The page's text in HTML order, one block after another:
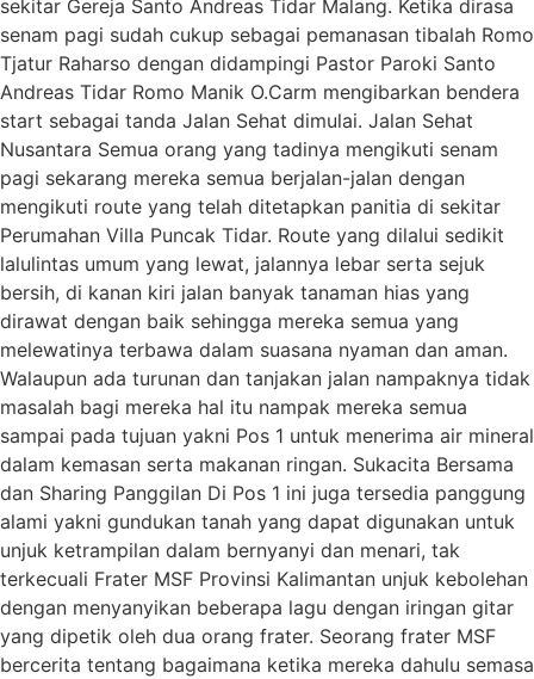
sekitar Gereja Santo Andreas Tidar Malang. Ketika dirasa
senam pagi sudah cukup sebagai pemanasan tibalah Romo
Tjatur Raharso dengan didampingi Pastor Paroki Santo
Andreas Tidar Romo Manik O.Carm mengibarkan bendera
start sebagai tanda Jalan Sehat dimulai. Jalan Sehat
Nusantara Semua orang yang tadinya mengikuti senam
pagi sekarang mereka semua berjalan-jalan dengan
mengikuti route yang telah ditetapkan panitia di sekitar
Perumahan Villa Puncak Tidar. Route yang dilalui sedikit
lalulintas umum yang lewat, jalannya lebar serta sejuk
bersih, di kanan kiri jalan banyak tanaman hias yang
dirawat dengan baik sehingga mereka semua yang
melewatinya terbawa dalam suasana nyaman dan aman.
Walaupun ada turunan dan tanjakan jalan nampaknya tidak
masalah bagi mereka hal itu nampak mereka semua
sampai pada tujuan yakni Pos 1 untuk menerima air mineral
dalam kemasan serta makanan ringan. Sukacita Bersama
dan Sharing Panggilan Di Pos 1 ini juga tersedia panggung
alami yakni gundukan tanah yang dapat digunakan untuk
unjuk ketrampilan dalam bernyanyi dan menari, tak
terkecuali Frater MSF Provinsi Kalimantan unjuk kebolehan
dengan menyanyikan beberapa lagu dengan iringan gitar
yang dipetik oleh dua orang frater. Seorang frater MSF
bercerita tentang bagaimana ketika mereka dahulu semasa